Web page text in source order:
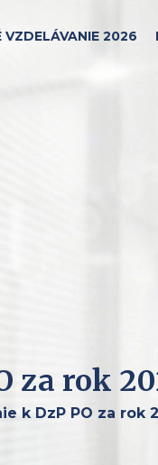
VZDELÁVANIE 2026
za rok
k DzP PO za rok